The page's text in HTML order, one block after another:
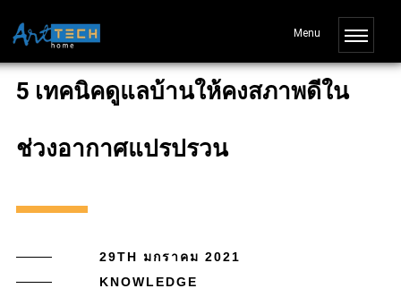
5 เทคนิคดูแลบ้านให้คงสภาพดีใน
ช่วงอากาศแปรปรวน
29TH มกราคม 2021
KNOWLEDGE